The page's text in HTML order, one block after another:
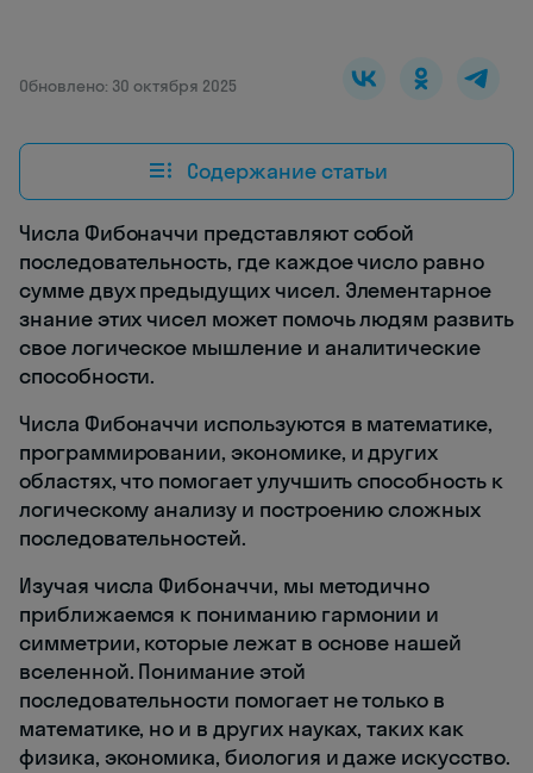
Обновлено: 30 октября 2025
Содержание статьи
Числа Фибоначчи представляют собой
последовательность, где каждое число равно
сумме двух предыдущих чисел. Элементарное
знание этих чисел может помочь людям развить
свое логическое мышление и аналитические
способности.
Числа Фибоначчи используются в математике,
программировании, экономике, и других
областях, что помогает улучшить способность к
логическому анализу и построению сложных
последовательностей.
Изучая числа Фибоначчи, мы методично
приближаемся к пониманию гармонии и
симметрии, которые лежат в основе нашей
вселенной. Понимание этой
последовательности помогает не только в
математике, но и в других науках, таких как
физика, экономика, биология и даже искусство.